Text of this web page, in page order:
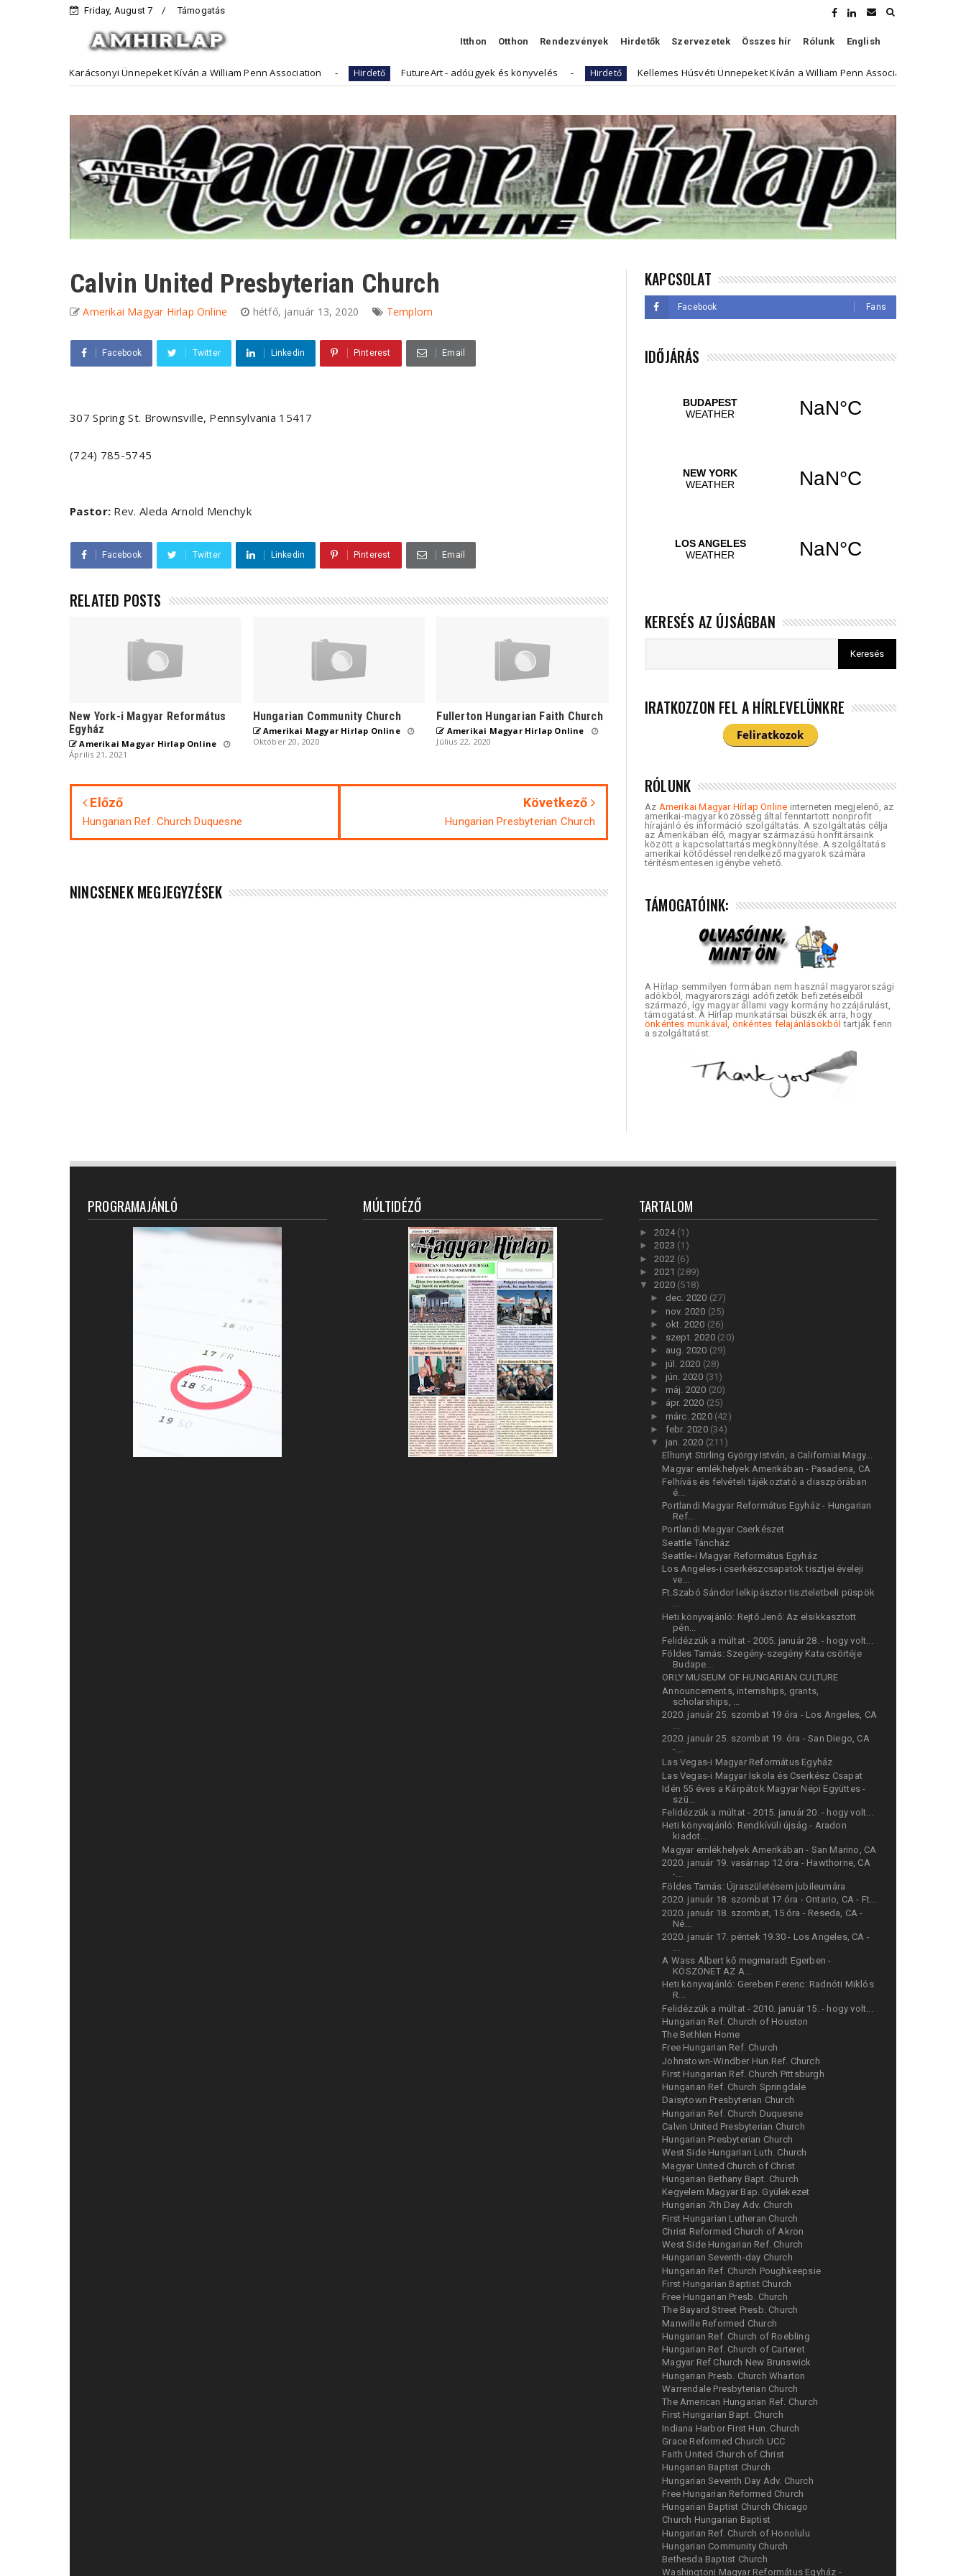
Friday, August 7 Támogatás
Itthon Otthon Rendezvények Hirdetők Szervezetek Összes hír Rólunk English
Karácsonyi Ünnepeket Kíván a William Penn Association Hirdető FutureArt - adóügyek és könyvelés Hirdető Kellemes Húsvéti Ünnepeket Kíván a William Penn Association Kultúra
Calvin United Presbyterian Church
Amerikai Magyar Hirlap Online hétfő, január 13, 2020 Templom
Facebook Twitter Linkedin Pinterest Email
307 Spring St. Brownsville, Pennsylvania 15417
(724) 785-5745
Pastor: Rev. Aleda Arnold Menchyk
Facebook Twitter Linkedin Pinterest Email
RELATED POSTS
New York-i Magyar Református
Egyház
Amerikai Magyar Hirlap Online
Április 21, 2021
Hungarian Community Church
Amerikai Magyar Hirlap Online
Október 20, 2020
Fullerton Hungarian Faith Church
Amerikai Magyar Hirlap Online
Július 22, 2020
Előző
Hungarian Ref. Church Duquesne
Következő
Hungarian Presbyterian Church
NINCSENEK MEGJEGYZÉSEK
KAPCSOLAT
Facebook Fans
IDŐJÁRÁS
KERESÉS AZ ÚJSÁGBAN
IRATKOZZON FEL A HÍRLEVELÜNKRE
RÓLUNK
Az Amerikai Magyar Hírlap Online interneten megjelenő, az
amerikai-magyar közösség által fenntartott nonprofit
hírajánló és információ szolgáltatás. A szolgáltatás célja
az Amerikában élő, magyar származású honfitársaink
között a kapcsolattartás megkönnyítése. A szolgáltatás
amerikai kötődéssel rendelkező magyarok számára
térítésmentesen igénybe vehető.
TÁMOGATÓINK:
A Hírlap semmilyen formában nem használ magyarországi
adókból, magyarországi adófizetők befizetéseiből
származó, így magyar állami vagy kormány hozzájárulást,
támogatást. A Hírlap munkatársai büszkék arra, hogy
önkéntes munkával, önkéntes felajánlásokból tartják fenn
a szolgáltatást.
PROGRAMAJÁNLÓ MÚLTIDÉZŐ TARTALOM
►2024 (1)
►2023 (1)
►2022 (6)
►2021 (289)
▼2020 (518)
► dec. 2020 (27)
► nov. 2020 (25)
► okt. 2020 (26)
► szept. 2020 (20)
► aug. 2020 (29)
► júl. 2020 (28)
► jún. 2020 (31)
► máj. 2020 (20)
► ápr. 2020 (25)
► márc. 2020 (42)
► febr. 2020 (34)
▼ jan. 2020 (211)
Elhunyt Stirling György István, a Californiai Magy...
Magyar emlékhelyek Amerikában - Pasadena, CA
Felhívás és felvételi tájékoztató a diaszpórában
é...
Portlandi Magyar Református Egyház - Hungarian
Ref...
Portlandi Magyar Cserkészet
Seattle Táncház
Seattle-i Magyar Református Egyház
Los Angeles-i cserkészcsapatok tisztjei éveleji
ve...
Ft.Szabó Sándor lelkipásztor tiszteletbeli püspök
...
Heti könyvajánló: Rejtő Jenő: Az elsikkasztott
pén...
Felidézzük a múltat - 2005. január 28. - hogy volt...
Földes Tamás: Szegény-szegény Kata csörtéje
Budape...
ORLY MUSEUM OF HUNGARIAN CULTURE
Announcements, internships, grants,
scholarships, ...
2020. január 25. szombat 19 óra - Los Angeles, CA
2020. január 25. szombat 19. óra - San Diego, CA
-...
Las Vegas-i Magyar Református Egyház
Las Vegas-i Magyar Iskola és Cserkész Csapat
Idén 55 éves a Kárpátok Magyar Népi Együttes -
szü...
Felidézzük a múltat - 2015. január 20. - hogy volt...
Heti könyvajánló: Rendkívüli újság - Aradon
kiadot...
Magyar emlékhelyek Amerikában - San Marino, CA
2020. január 19. vasárnap 12 óra - Hawthorne, CA
-...
Földes Tamás: Újraszületésem jubileumára
2020. január 18. szombat 17 óra - Ontario, CA - Ft...
2020. január 18. szombat, 15 óra - Reseda, CA -
Né...
2020. január 17. péntek 19.30 - Los Angeles, CA -
A Wass Albert kő megmaradt Egerben -
KÖSZÖNET AZ A...
Heti könyvajánló: Gereben Ferenc: Radnóti Miklós
R...
Felidézzük a múltat - 2010. január 15. - hogy volt...
Hungarian Ref. Church of Houston
The Bethlen Home
Free Hungarian Ref. Church
Johnstown-Windber Hun.Ref. Church
First Hungarian Ref. Church Pittsburgh
Hungarian Ref. Church Springdale
Daisytown Presbyterian Church
Hungarian Ref. Church Duquesne
Calvin United Presbyterian Church
Hungarian Presbyterian Church
West Side Hungarian Luth. Church
Magyar United Church of Christ
Hungarian Bethany Bapt. Church
Kegyelem Magyar Bap. Gyülekezet
Hungarian 7th Day Adv. Church
First Hungarian Lutheran Church
Christ Reformed Church of Akron
West Side Hungarian Ref. Church
Hungarian Seventh-day Church
Hungarian Ref. Church Poughkeepsie
First Hungarian Baptist Church
Free Hungarian Presb. Church
The Bayard Street Presb. Church
Manwille Reformed Church
Hungarian Ref. Church of Roebling
Hungarian Ref. Church of Carteret
Magyar Ref Church New Brunswick
Hungarian Presb. Church Wharton
Warrendale Presbyterian Church
The American Hungarian Ref. Church
First Hungarian Bapt. Church
Indiana Harbor First Hun. Church
Grace Reformed Church UCC
Faith United Church of Christ
Hungarian Baptist Church
Hungarian Seventh Day Adv. Church
Free Hungarian Reformed Church
Hungarian Baptist Church Chicago
Church Hungarian Baptist
Hungarian Ref. Church of Honolulu
Hungarian Community Church
Bethesda Baptist Church
Washingtoni Magyar Református Egyház -